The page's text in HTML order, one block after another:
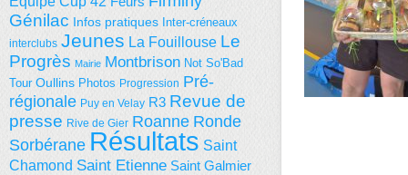
Génilac Infos pratiques Inter-créneaux
interclubs Jeunes La Fouillouse Le
Progrès Mairie Montbrison Not So'Bad
Tour Oullins Photos Progression Pré-
régionale Puy en Velay R3 Revue de
presse Rive de Gier Roanne Ronde
Sorbérane Résultats Saint
Chamond Saint Etienne Saint Galmier